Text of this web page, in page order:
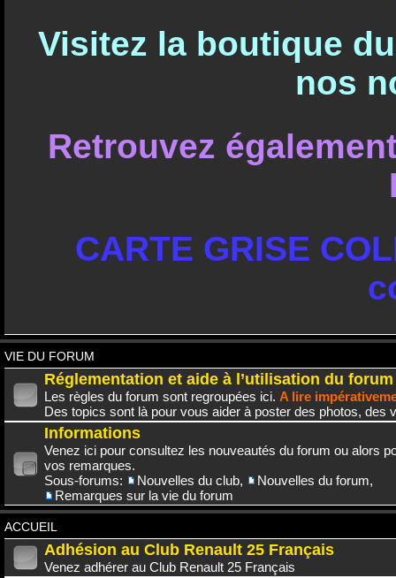
Visitez la boutique
nos
Retrouvez
CARTE GRISE
VIE DU FORUM
Réglementation et aide à l’utilisation du forum
Les règles du forum sont regroupées ici. A lire
Des topics sont là pour vous aider à poster des photos, des
Informations
Venez ici pour consultez les nouveautés du forum ou alors
vos remarques.
Sous-forums:
Nouvelles du club, Nouvelles du forum,
Remarques sur la vie du forum
ACCUEIL
Adhésion au Club Renault 25 Français
Venez adhérer au Club Renault 25 Français